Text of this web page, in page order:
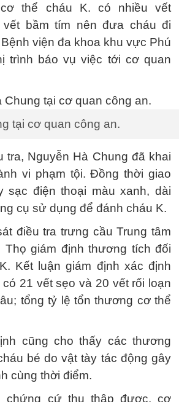
thể cháu K. có nhiều vết
bầm tím nên đưa cháu đi
viện đa khoa khu vực Phú
trình báo vụ việc tới cơ quan
tại cơ quan công an.
tra, Nguyễn Hà Chung đã khai
vi phạm tội. Đồng thời giao
sạc điện thoại màu xanh, dài
cụ sử dụng để đánh cháu K.
điều tra trưng cầu Trung tâm
Thọ giám định thương tích đối
Kết luận giám định xác định
21 vết sẹo và 20 vết rối loạn
tổng tỷ lệ tổn thương cơ thể
cũng cho thấy các thương
bé do vật tày tác động gây
cùng thời điểm.
chứng cứ thu thập được, cơ